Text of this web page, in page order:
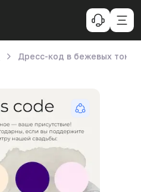
Дресс-код в бежевых тонах